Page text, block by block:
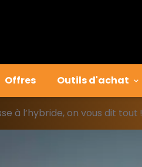
Offres Outils d'achat
à l’hybride, on vous dit tout !